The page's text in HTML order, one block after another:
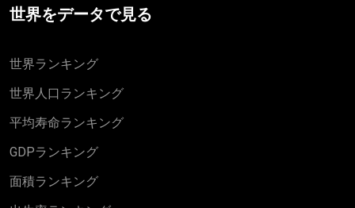
世界をデータで見る
世界ランキング
世界人口ランキング
平均寿命ランキング
GDPランキング
面積ランキング